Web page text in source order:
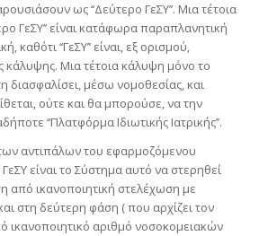
ως ‘‘Δεύτερο ΓεΣΥ’’. Μια τέτοια
ΓεΣΥ’’ είναι κατάφωρα παραπλανητική
καθότι ‘‘ΓεΣΥ’’ είναι, εξ ορισμού,
κάλυψης. Μια τέτοια κάλυψη μόνο το
διασφαλίσει, μέσω νομοθεσίας, και
ούτε και θα μπορούσε, να την
‘‘Πλατφόρμα Ιδιωτικής Ιατρικής’’.
αντιπάλων του εφαρμοζόμενου
είναι το Σύστημα αυτό να στερηθεί
από ικανοποιητική στελέχωση με
στη δεύτερη φάση ( που αρχίζει τον
ικανοποιητικό αριθμό νοσοκομειακών